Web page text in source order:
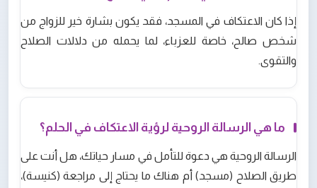
إذا كان الاعتكاف في المسجد، فقد يكون بشارة خير للزواج من
شخص صالح، خاصة للعزباء، لما يحمله من دلالات الصلاح
والتقوى.
ما هي الرسالة الروحية لرؤية الاعتكاف في الحلم؟
الرسالة الروحية هي دعوة للتأمل في مسار حياتك، هل أنت على
طريق الصلاح (مسجد) أم هناك ما يحتاج إلى مراجعة (كنيسة)،